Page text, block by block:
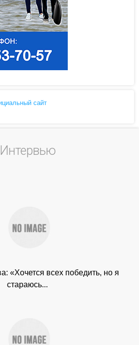
сайт
Интервью
«Хочется всех победить, но я
стараюсь...